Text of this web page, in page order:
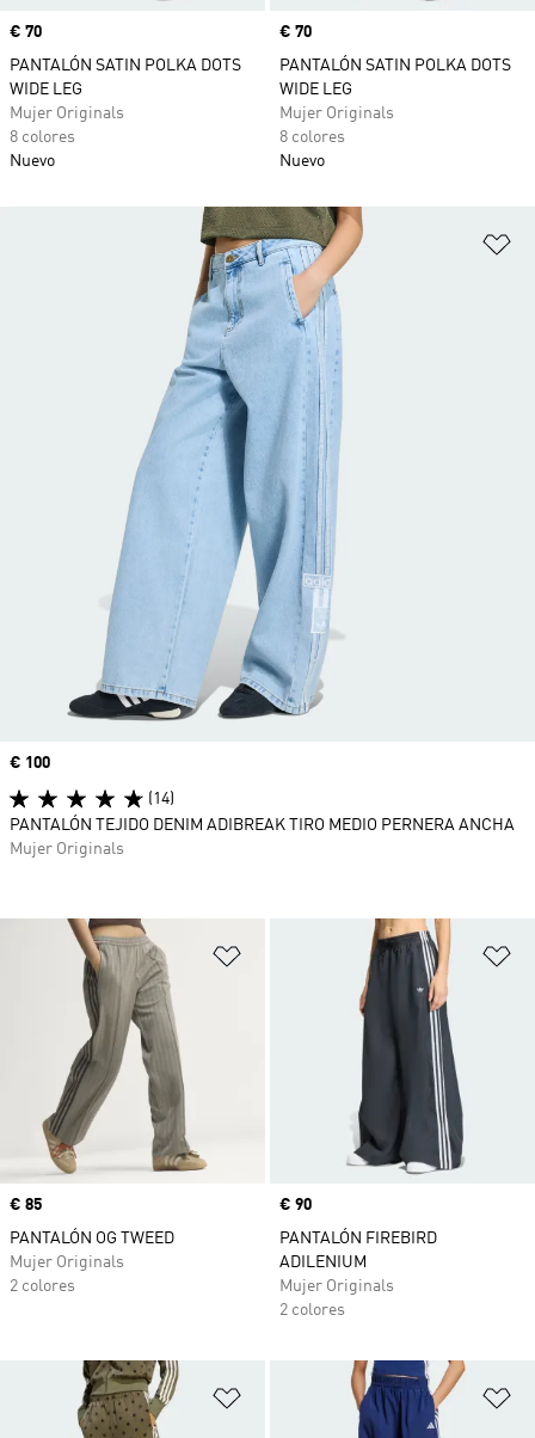
Precio
€ 70
PANTALÓN SATIN POLKA DOTS
WIDE LEG
Mujer Originals
8 colores
Nuevo
Precio
€ 70
PANTALÓN SATIN POLKA DOTS
WIDE LEG
Mujer Originals
8 colores
Nuevo
Añadir a la lista de deseos
Precio
€ 85
PANTALÓN OG TWEED
Mujer Originals
2 colores
Precio
€ 90
PANTALÓN FIREBIRD
ADILENIUM
Mujer Originals
2 colores
Añadir a la lista de deseos
Precio
€ 100
(14)
PANTALÓN TEJIDO DENIM ADIBREAK TIRO MEDIO PERNERA ANCHA
Mujer Originals